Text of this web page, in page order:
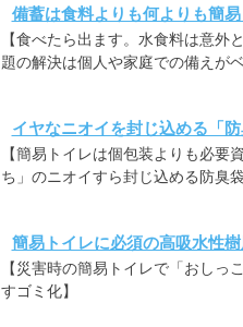
備蓄は食料よりも何よりも簡易
【食べたら出ます。水食料は意
題の解決は個人や家庭での備えが
イヤなニオイを封じ込める「防
【簡易トイレは個包装よりも必
ち」のニオイすら封じ込める防臭
簡易トイレに必須の高吸水性
【災害時の簡易トイレで「おし
すゴミ化】